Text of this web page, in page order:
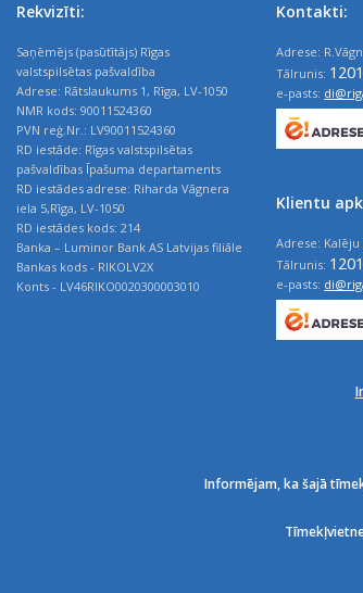
Rekvizīti:
Saņēmējs (pasūtītājs) Rīgas
valstspilsētas pašvaldība
Adrese: Rātslaukums 1, Rīga, LV-1050
NMR kods: 90011524360
PVN reģ.Nr.: LV90011524360
RD iestāde: Rīgas valstspilsētas
pašvaldības Īpašuma departaments
RD iestādes adrese: Riharda Vāgnera
iela 5,Rīga, LV-1050
RD iestādes kods: 214
Banka – Luminor Bank AS Latvijas filiāle
Bankas kods - RIKOLV2X
Konts - LV46RIKO0020300003010
Kontakti:
Adrese:
Tālrunis:
e-pasts:
Klientu
Adrese: Kalēju
Tālrunis:
e-pasts:
Informējam, ka šajā